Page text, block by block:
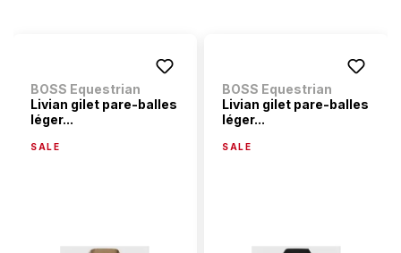
BOSS Equestrian
Livian gilet pare-balles
léger...
SALE
BOSS Equestrian
Livian gilet pare-balles
léger...
SALE